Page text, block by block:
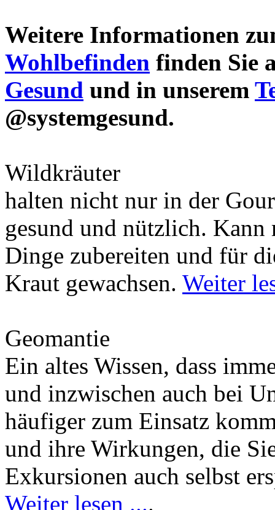
Weitere Informationen
Wohlbefinden finden Sie
Gesund und in unserem
@systemgesund.
Wildkräuter
halten nicht nur in der
gesund und nützlich.
Dinge zubereiten und für
Kraut gewachsen. Weiter
Geomantie
Ein altes Wissen, dass
und inzwischen auch bei
häufiger zum Einsatz
und ihre Wirkungen, die
Exkursionen auch selbst
Weiter lesen ....